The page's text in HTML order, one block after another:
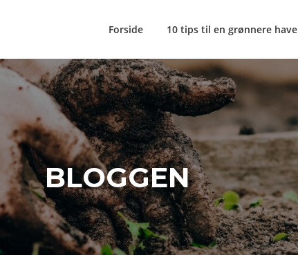
Forside 10 tips til en grønnere have
BLOGGEN